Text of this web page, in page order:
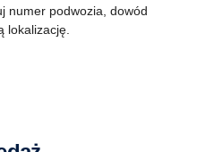
numer podwozia, dowód
lokalizację.